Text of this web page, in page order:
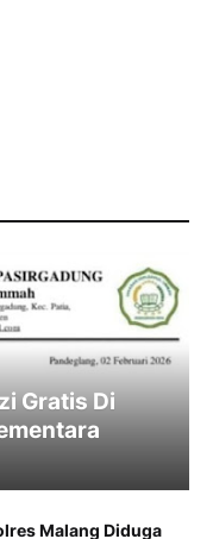
Gratis Di
Malang Diduga